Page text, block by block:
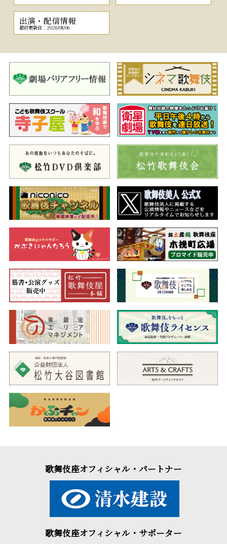
出演・配信情報
最終更新日：2026/08/06
歌舞伎座オフィシャル・パートナー
歌舞伎座オフィシャル・サポーター